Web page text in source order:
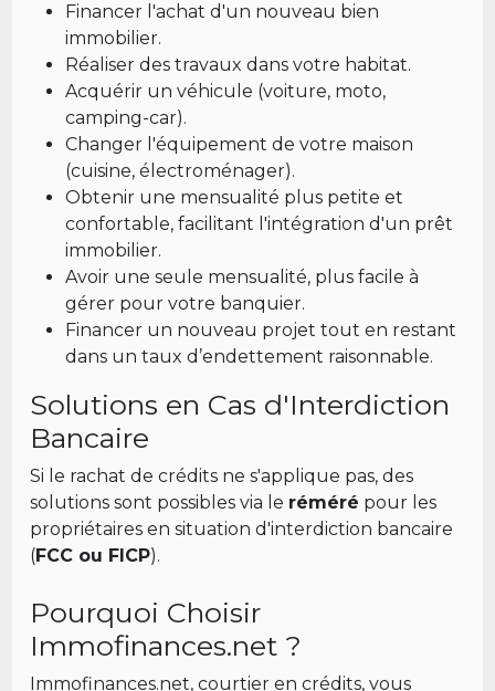
Financer l'achat d'un nouveau bien
immobilier.
Réaliser des travaux dans votre habitat.
Acquérir un véhicule (voiture, moto,
camping-car).
Changer l'équipement de votre maison
(cuisine, électroménager).
Obtenir une mensualité plus petite et
confortable, facilitant l'intégration d'un prêt
immobilier.
Avoir une seule mensualité, plus facile à
gérer pour votre banquier.
Financer un nouveau projet tout en restant
dans un taux d’endettement raisonnable.
Solutions en Cas d'Interdiction
Bancaire
Si le rachat de crédits ne s'applique pas, des
solutions sont possibles via le réméré pour les
propriétaires en situation d'interdiction bancaire
(FCC ou FICP).
Pourquoi Choisir
Immofinances.net ?
Immofinances.net, courtier en crédits, vous